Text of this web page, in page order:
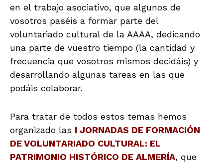
en el trabajo asociativo, que algunos de
vosotros paséis a formar parte del
voluntariado cultural de la AAAA, dedicando
una parte de vuestro tiempo (la cantidad y
frecuencia que vosotros mismos decidáis) y
desarrollando algunas tareas en las que
podáis colaborar.
Para tratar de todos estos temas hemos
organizado las I JORNADAS DE FORMACIÓN
DE VOLUNTARIADO CULTURAL: EL
PATRIMONIO HISTÓRICO DE ALMERÍA, que